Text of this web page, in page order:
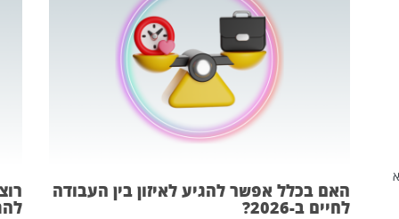
האם בכלל אפשר להגיע לאיזון בין העבודה
לחיים ב-2026?